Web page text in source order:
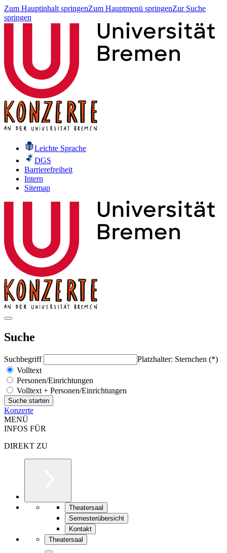
Zum Hauptinhalt springenZum Hauptmenü springenZur Suche
springen
Leichte Sprache
DGS
Barrierefreiheit
Intern
Sitemap
Suche
Suchbegriff
Platzhalter: Sternchen (*)
Volltext
Personen/Einrichtungen
Volltext + Personen/Einrichtungen
Konzerte
MENÜ
INFOS FÜR
DIREKT ZU
Theatersaal
Semesterübersicht
Kontakt
Theatersaal